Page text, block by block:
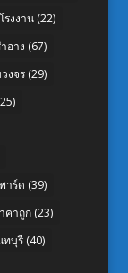
งงาน(22)
อาง (67)
งจร(29)
าร์ด (39)
คาถูก(23)
ทบุรี(40)